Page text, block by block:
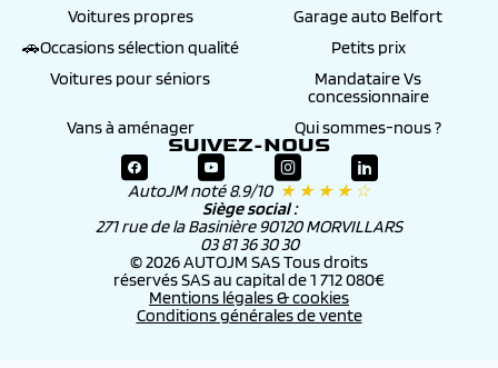
Voitures propres
Garage auto Belfort
🚗Occasions sélection qualité
Petits prix
Voitures pour séniors
Mandataire Vs
concessionnaire
Vans à aménager
Qui sommes-nous ?
SUIVEZ-NOUS
AutoJM noté 8.9/10 ★ ★ ★ ★ ☆
Siège social :
271 rue de la Basinière 90120 MORVILLARS
03 81 36 30 30
© 2026 AUTOJM SAS Tous droits
réservés SAS au capital de 1 712 080€
Mentions légales & cookies
Conditions générales de vente